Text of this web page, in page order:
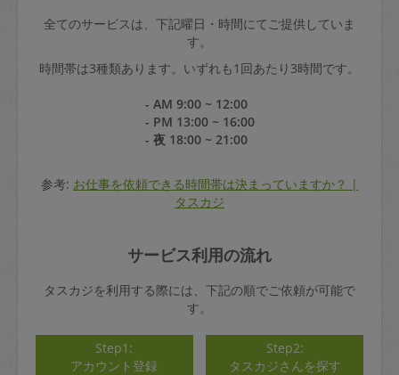
全てのサービスは、下記曜日・時間にてご提供していま
す。
時間帯は3種類あります。いずれも1回あたり3時間です。
- AM 9:00 ~ 12:00
- PM 13:00 ~ 16:00
- 夜 18:00 ~ 21:00
参考: お仕事を依頼できる時間帯は決まっていますか？ |
タスカジ
サービス利用の流れ
タスカジを利用する際には、下記の順でご依頼が可能で
す。
Step1:
アカウント登録
Step2:
タスカジさんを探す